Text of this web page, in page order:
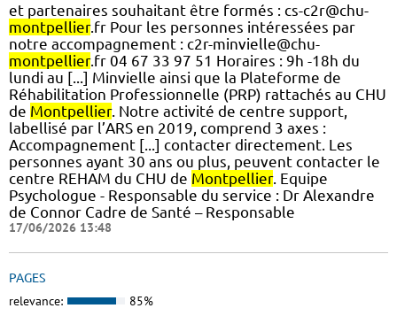
et partenaires souhaitant être formés : cs-c2r@chu-
montpellier.fr Pour les personnes intéressées par
notre accompagnement : c2r-minvielle@chu-
montpellier.fr 04 67 33 97 51 Horaires : 9h -18h du
lundi au [...] Minvielle ainsi que la Plateforme de
Réhabilitation Professionnelle (PRP) rattachés au CHU
de Montpellier. Notre activité de centre support,
labellisé par l’ARS en 2019, comprend 3 axes :
Accompagnement [...] contacter directement. Les
personnes ayant 30 ans ou plus, peuvent contacter le
centre REHAM du CHU de Montpellier. Equipe
Psychologue - Responsable du service : Dr Alexandre
de Connor Cadre de Santé – Responsable
17/06/2026 13:48
PAGES
relevance: 85%